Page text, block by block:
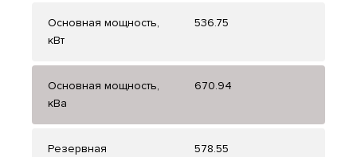
Основная мощность,
кВт
536.75
Основная мощность,
кВа
670.94
Резервная
578.55